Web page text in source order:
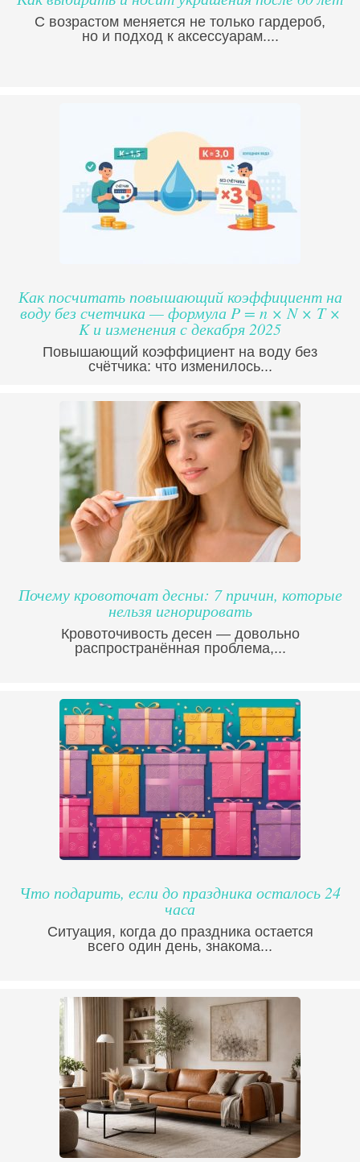
С возрастом меняется не только гардероб,
но и подход к аксессуарам....
Как посчитать повышающий коэффициент на
воду без счетчика — формула P = n × N × T ×
K и изменения с декабря 2025
Повышающий коэффициент на воду без
счётчика: что изменилось...
Почему кровоточат десны: 7 причин, которые
нельзя игнорировать
Кровоточивость десен — довольно
распространённая проблема,...
Что подарить, если до праздника осталось 24
часа
Ситуация, когда до праздника остается
всего один день, знакома...